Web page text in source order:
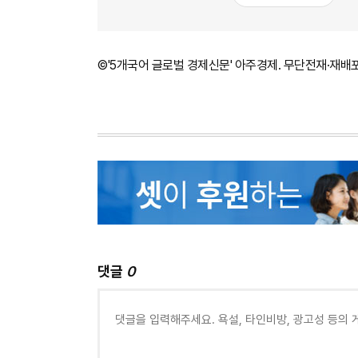
©'5개국어 글로벌 경제신문' 아주경제. 무단전재·재배
댓글 0